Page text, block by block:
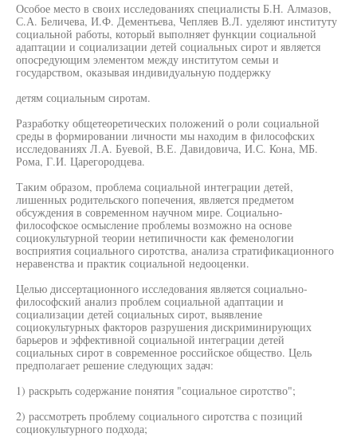
Особое место в своих исследованиях специалисты Б.Н. Алмазов,
С.А. Беличева, И.Ф. Дементьева, Чепляев В.Л. уделяют институту
социальной работы, который выполняет функции социальной
адаптации и социализации детей социальных сирот и является
опосредующим элементом между институтом семьи и
государством, оказывая индивидуальную поддержку
детям социальным сиротам.
Разработку общетеоретических положений о роли социальной
среды в формировании личности мы находим в философских
исследованиях Л.А. Буевой, В.Е. Давидовича, И.С. Кона, МБ.
Рома, Г.И. Царегородцева.
Таким образом, проблема социальной интеграции детей,
лишенных родительского попечения, является предметом
обсуждения в современном научном мире. Социально-
философское осмысление проблемы возможно на основе
социокультурной теории нетипичности как феменологии
восприятия социального сиротства, анализа стратификационного
неравенства и практик социальной недооценки.
Целью диссертационного исследования является социально-
философский анализ проблем социальной адаптации и
социализации детей социальных сирот, выявление
социокультурных факторов разрушения дискриминирующих
барьеров и эффективной социальной интеграции детей
социальных сирот в современное российское общество. Цель
предполагает решение следующих задач:
1) раскрыть содержание понятия "социальное сиротство";
2) рассмотреть проблему социального сиротства с позиций
социокультурного подхода;